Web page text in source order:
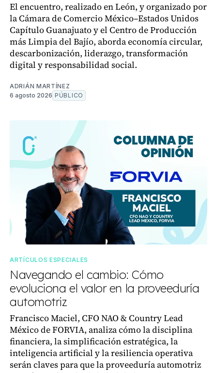
El encuentro, realizado en León, y organizado por
la Cámara de Comercio México–Estados Unidos
Capítulo Guanajuato y el Centro de Producción
más Limpia del Bajío, aborda economía circular,
descarbonización, liderazgo, transformación
digital y responsabilidad social.
ADRIÁN MARTÍNEZ
6 agosto 2026 PÚBLICO
ARTÍCULOS ESPECIALES
Navegando el cambio: Cómo
evoluciona el valor en la proveeduría
automotriz
Francisco Maciel, CFO NAO & Country Lead
México de FORVIA, analiza cómo la disciplina
financiera, la simplificación estratégica, la
inteligencia artificial y la resiliencia operativa
serán claves para que la proveeduría automotriz